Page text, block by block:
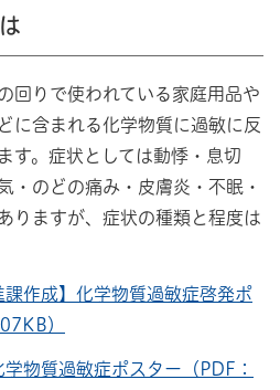
回りで使われている家庭用品や
に含まれる化学物質に過敏に反
す。症状としては動悸・息切
・のどの痛み・皮膚炎・不眠・
りますが、症状の種類と程度は
課作成】化学物質過敏症啓発ポ
）
学物質過敏症ポスター（PDF：